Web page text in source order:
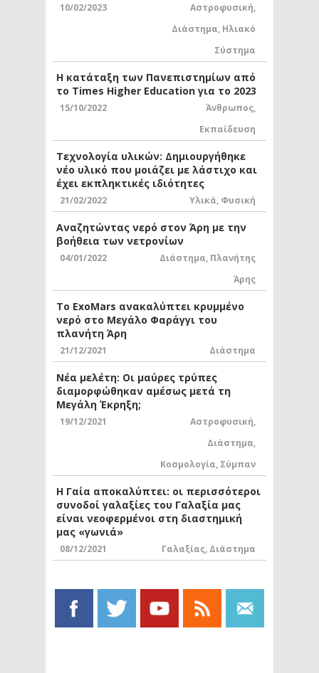
10/02/2023 Αστροφυσική,
Διάστημα, Ηλιακό
Σύστημα
Η κατάταξη των Πανεπιστημίων από
το Times Higher Education για το 2023
15/10/2022 Άνθρωπος,
Εκπαίδευση
Τεχνολογία υλικών: Δημιουργήθηκε
νέο υλικό που μοιάζει με λάστιχο και
έχει εκπληκτικές ιδιότητες
21/02/2022 Υλικά, Φυσική
Αναζητώντας νερό στον Άρη με την
βοήθεια των νετρονίων
04/01/2022 Διάστημα, Πλανήτης
Άρης
Το ExoMars ανακαλύπτει κρυμμένο
νερό στο Μεγάλο Φαράγγι του
πλανήτη Άρη
21/12/2021 Διάστημα
Νέα μελέτη: Οι μαύρες τρύπες
διαμορφώθηκαν αμέσως μετά τη
Μεγάλη Έκρηξη;
19/12/2021 Αστροφυσική,
Διάστημα,
Κοσμολογία, Σύμπαν
Η Γαία αποκαλύπτει: οι περισσότεροι
συνοδοί γαλαξίες του Γαλαξία μας
είναι νεοφερμένοι στη διαστημική
μας «γωνιά»
08/12/2021 Γαλαξίας, Διάστημα